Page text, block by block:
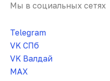
Мы в социальных сетях
Telegram
VK СПб
VK Валдай
MAX